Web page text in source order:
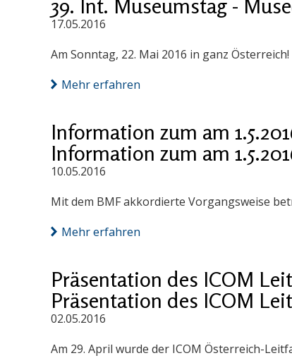
39. Int. Museumstag -
17.05.2016
Am Sonntag, 22. Mai 2016 in ganz Österreich!
Mehr erfahren
Information zum am
Information zum am
10.05.2016
Mit dem BMF akkordierte Vorgangsweise
Mehr erfahren
Präsentation des ICOM
Präsentation des ICOM
02.05.2016
Am 29. April wurde der ICOM Österreich-